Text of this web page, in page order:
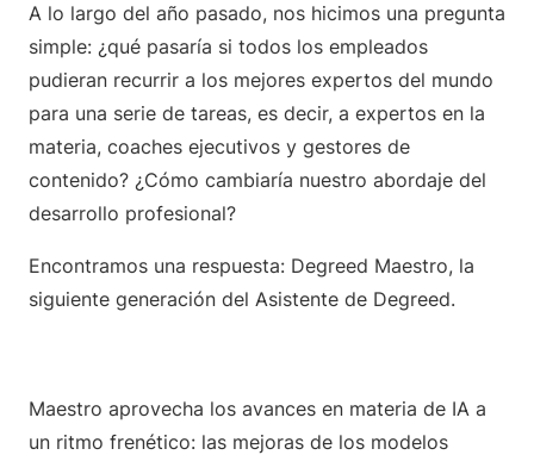
A lo largo del año pasado, nos hicimos una pregunta
simple: ¿qué pasaría si todos los empleados
pudieran recurrir a los mejores expertos del mundo
para una serie de tareas, es decir, a expertos en la
materia, coaches ejecutivos y gestores de
contenido? ¿Cómo cambiaría nuestro abordaje del
desarrollo profesional?
Encontramos una respuesta: Degreed Maestro, la
siguiente generación del Asistente de Degreed.
Maestro aprovecha los avances en materia de IA a
un ritmo frenético: las mejoras de los modelos